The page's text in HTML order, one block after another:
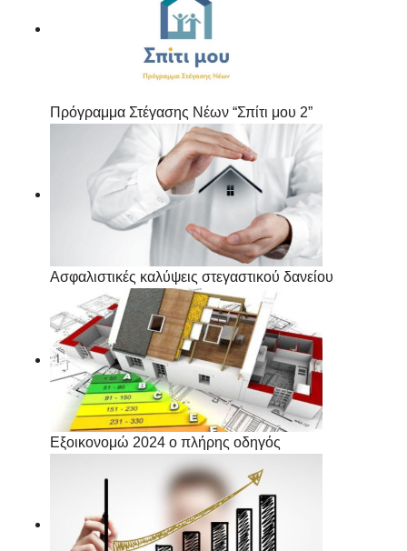
Πρόγραμμα Στέγασης Νέων “Σπίτι μου 2”
Ασφαλιστικές καλύψεις στεγαστικού δανείου
Εξοικονομώ 2024 ο πλήρης οδηγός